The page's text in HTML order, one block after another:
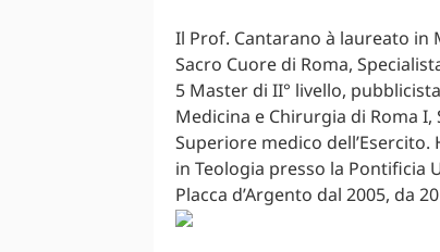
Il Prof. Cantarano à laureato in
Sacro Cuore di Roma,
5 Master di II° livello,
Medicina e Chirurgia di Roma I,
Superiore medico
in Teologia presso la Pontificia
Placca d’Argento dal 2005, da